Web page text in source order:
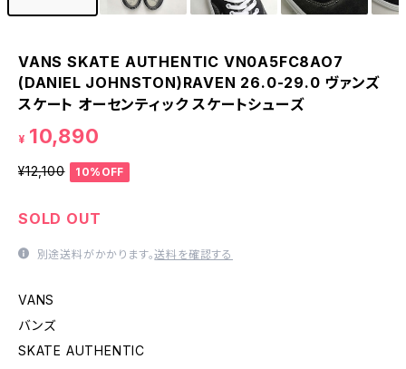
VANS SKATE AUTHENTIC VN0A5FC8AO7
(DANIEL JOHNSTON)RAVEN 26.0-29.0 ヴァンズ
スケート オーセンティック スケートシューズ
¥ 10,890
¥12,100 10%OFF
SOLD OUT
別途送料がかかります。送料を確認する
VANS
バンズ
SKATE AUTHENTIC